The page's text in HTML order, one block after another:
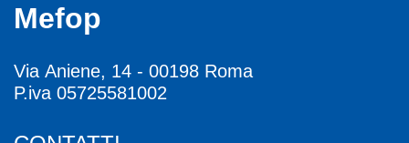
Mefop
Via Aniene, 14 - 00198 Roma
P.iva 05725581002